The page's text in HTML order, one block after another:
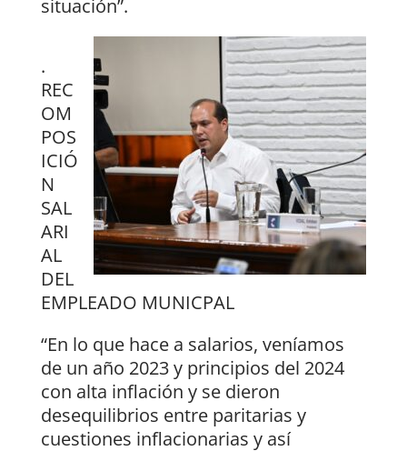
situación”.
.
REC
OM
POS
ICIÓ
N
SAL
ARI
AL
DEL
EMPLEADO MUNICPAL
“En lo que hace a salarios, veníamos
de un año 2023 y principios del 2024
con alta inflación y se dieron
desequilibrios entre paritarias y
cuestiones inflacionarias y así